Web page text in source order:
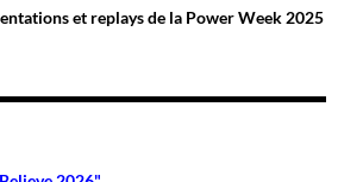
et replays de la Power Week 2025